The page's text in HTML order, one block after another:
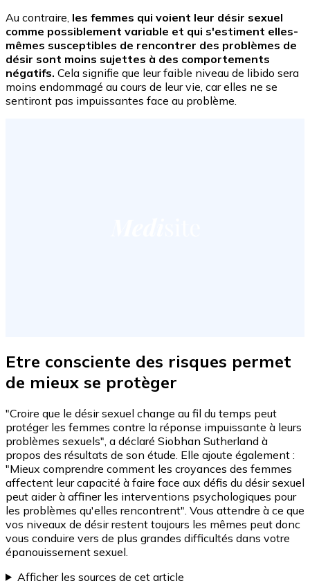
Au contraire, les femmes qui voient leur désir sexuel
comme possiblement variable et qui s'estiment elles-
mêmes susceptibles de rencontrer des problèmes de
désir sont moins sujettes à des comportements
négatifs. Cela signifie que leur faible niveau de libido sera
moins endommagé au cours de leur vie, car elles ne se
sentiront pas impuissantes face au problème.
Etre consciente des risques permet
de mieux se protèger
"Croire que le désir sexuel change au fil du temps peut
protéger les femmes contre la réponse impuissante à leurs
problèmes sexuels", a déclaré Siobhan Sutherland à
propos des résultats de son étude. Elle ajoute également :
"Mieux comprendre comment les croyances des femmes
affectent leur capacité à faire face aux défis du désir sexuel
peut aider à affiner les interventions psychologiques pour
les problèmes qu'elles rencontrent". Vous attendre à ce que
vos niveaux de désir restent toujours les mêmes peut donc
vous conduire vers de plus grandes difficultés dans votre
épanouissement sexuel.
Afficher les sources de cet article